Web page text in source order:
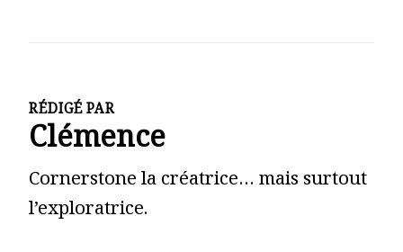
RÉDIGÉ PAR
Clémence
Cornerstone la créatrice… mais surtout
l’exploratrice.